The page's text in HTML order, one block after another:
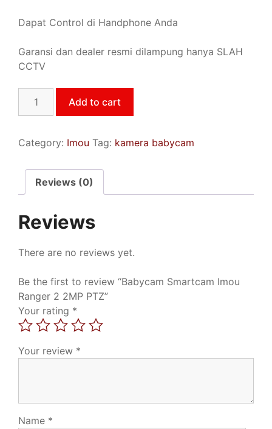
Dapat Control di Handphone Anda
Garansi dan dealer resmi dilampung hanya SLAH
CCTV
Add to cart
Category: Imou Tag: kamera babycam
Reviews (0)
Reviews
There are no reviews yet.
Be the first to review “Babycam Smartcam Imou
Ranger 2 2MP PTZ”
Your rating *
Your review *
Name *